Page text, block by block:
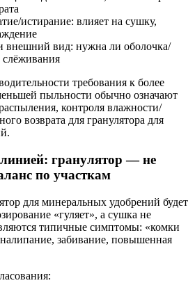
истирание: влияет на сушку,
внешний вид: нужна ли оболочка/
требования к более
пыльности обычно означают
контроля влажности/
возврата для гранулятора для
гранулятор — не
по участкам
для минеральных удобрений будет
«гуляет», а сушка не
типичные симптомы: «комки
налипание, забивание, повышенная